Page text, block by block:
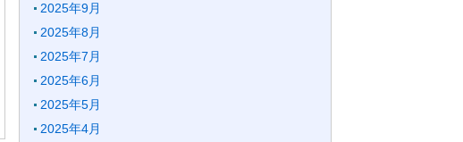
2025年9月
2025年8月
2025年7月
2025年6月
2025年5月
2025年4月